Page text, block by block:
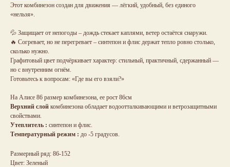
Этот комбинезон создан для движения — лёгкий, удобный, без единого
«нельзя».
💦 Защищает от непогоды – дождь стекает каплями, ветер остаётся снаружи.
🔥 Согревает, но не перегревает – синтепон и флис держат тепло ровно столько,
сколько нужно.
Графитовый цвет подчёркивает характер: стильный, практичный, сдержанный —
но с внутренним огнём.
Готовьтесь к вопросам: «Где вы его взяли?»
На Алисе 86 размер комбинезона, ее рост 86см
Верхний слой комбинезона обладает водоотталкивающими и ветрозащитными
свойствами.
Утеплитель : синтепон и флис.
Температурный режим : до -5 градусов.
Размерный ряд: 86-152
Цвет: Зеленый